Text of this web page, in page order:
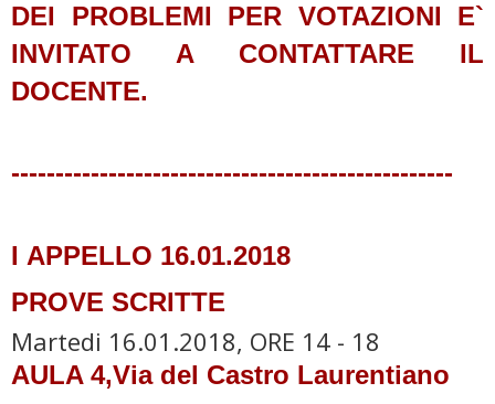
DEI PROBLEMI PER VOTAZIONI E`
INVITATO A CONTATTARE IL
DOCENTE.
--------------------------------------------------
I APPELLO 16.01.2018
PROVE SCRITTE
Martedi 16.01.2018, ORE 14 - 18
AULA 4,Via del Castro Laurentiano